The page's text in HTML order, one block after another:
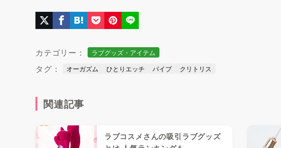
カテゴリー： ラブグッズ・アイテム
タグ： オーガズム ひとりエッチ バイブ クリトリス
関連記事
ラブコスメさんの吸引ラブグッズ